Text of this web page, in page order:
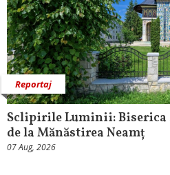
Reportaj
Sclipirile Luminii: Biserica
de la Mănăstirea Neamț
07 Aug, 2026